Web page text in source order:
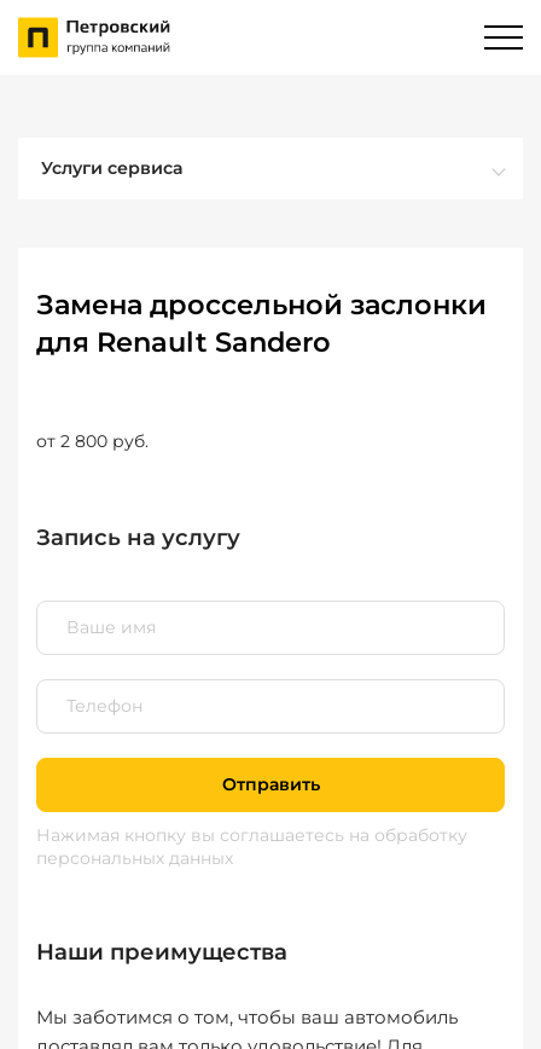
Услуги сервиса
Замена дроссельной заслонки
для Renault Sandero
от 2 800 руб.
Запись на услугу
Отправить
Нажимая кнопку вы соглашаетесь на обработку
персональных данных
Наши преимущества
Мы заботимся о том, чтобы ваш автомобиль